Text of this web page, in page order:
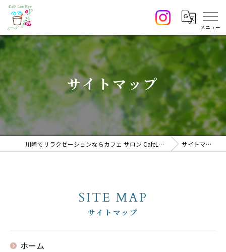
サイトマップ
川崎でリラクゼーションならカフェ サロン CafeLonEye サイトマップ
サイトマップ
SITE MAP
ホーム